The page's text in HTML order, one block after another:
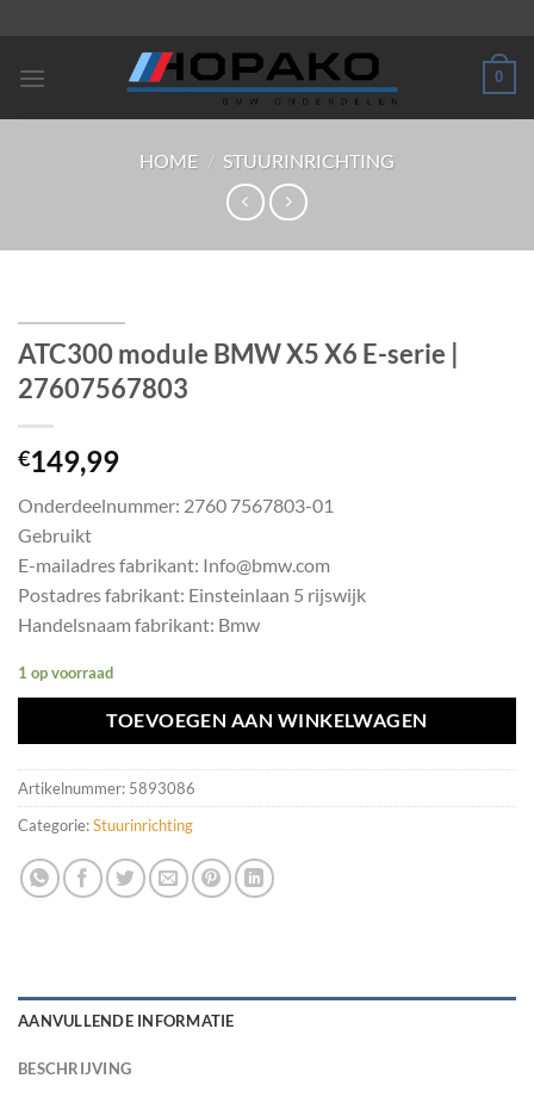
inhoud
0
HOME / STUURINRICHTING
ATC300 module BMW X5 X6 E-serie |
27607567803
€149,99
Onderdeelnummer: 2760 7567803-01
Gebruikt
E-mailadres fabrikant: Info@bmw.com
Postadres fabrikant: Einsteinlaan 5 rijswijk
Handelsnaam fabrikant: Bmw
1 op voorraad
TOEVOEGEN AAN WINKELWAGEN
Artikelnummer: 5893086
Categorie:Stuurinrichting
AANVULLENDE INFORMATIE
BESCHRIJVING